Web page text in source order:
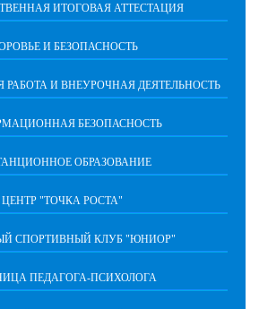
ИТОГОВАЯ АТТЕСТАЦИЯ
И БЕЗОПАСНОСТЬ
РАБОТА И ВНЕУРОЧНАЯ ДЕЯТЕЛЬНОСТЬ
БЕЗОПАСНОСТЬ
ОБРАЗОВАНИЕ
ЦЕНТР "ТОЧКА РОСТА"
СПОРТИВНЫЙ КЛУБ "ЮНИОР"
ПЕДАГОГА-ПСИХОЛОГА